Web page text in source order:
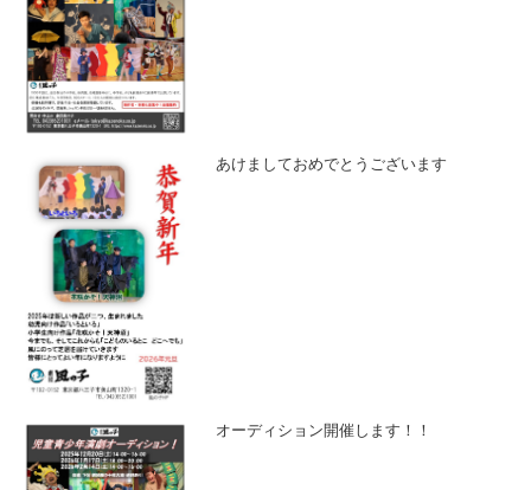
あけましておめでとうございます
オーディション開催します！！